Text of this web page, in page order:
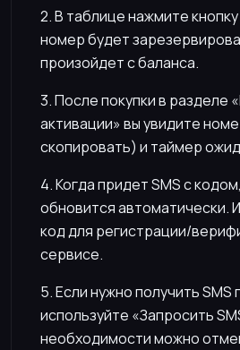
2. В таблице нажмите
номер будет
произойдет с баланса.
3. После покупки в разделе
активации» вы увидите
скопировать) и таймер
4. Когда придет SMS с
обновится автоматически.
код для регистрации/
сервисе.
5. Если нужно получить
используйте «Запросить
необходимости можно